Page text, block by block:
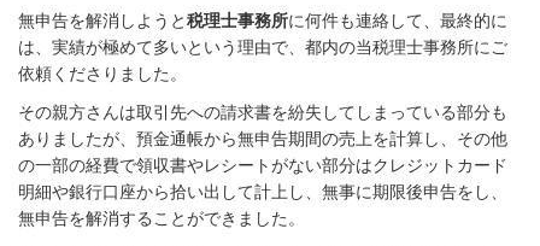
無申告を解消しようと税理士事務所に何件も連絡して、最終的に
は、実績が極めて多いという理由で、都内の当税理士事務所にご
依頼くださりました。
その親方さんは取引先への請求書を紛失してしまっている部分も
ありましたが、預金通帳から無申告期間の売上を計算し、その他
の一部の経費で領収書やレシートがない部分はクレジットカード
明細や銀行口座から拾い出して計上し、無事に期限後申告をし、
無申告を解消することができました。